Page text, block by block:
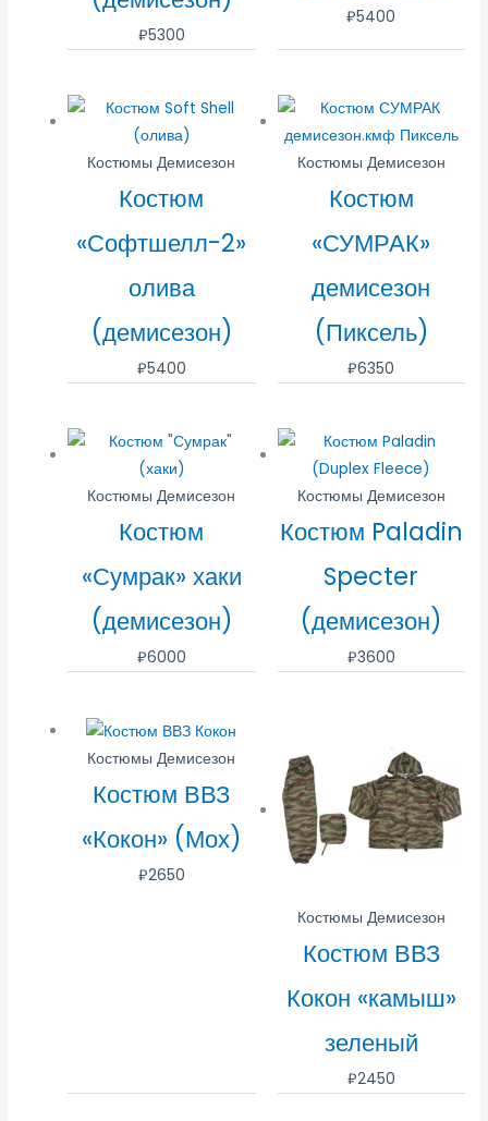
₽5300
₽5400
Костюмы Демисезон
Костюм
«Софтшелл-2»
олива
(демисезон)
₽5400
Костюмы Демисезон
Костюм
«СУМРАК»
демисезон
(Пиксель)
₽6350
Костюмы Демисезон
Костюм
«Сумрак» хаки
(демисезон)
₽6000
Костюмы Демисезон
Костюм Paladin
Specter
(демисезон)
₽3600
Костюмы Демисезон
Костюм ВВЗ
«Кокон» (Мох)
₽2650
Костюмы Демисезон
Костюм ВВЗ
Кокон «камыш»
зеленый
₽2450